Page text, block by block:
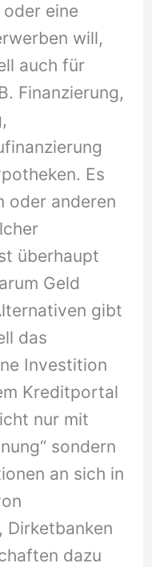
eine
will,
auch für
Finanzierung,
Es
oder anderen
überhaupt
Geld
gibt
das
Investition
Kreditportal
nur mit
sondern
an sich in
Dirketbanken
dazu